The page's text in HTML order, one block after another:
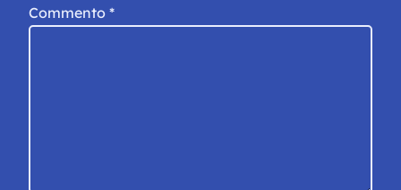
Commento *